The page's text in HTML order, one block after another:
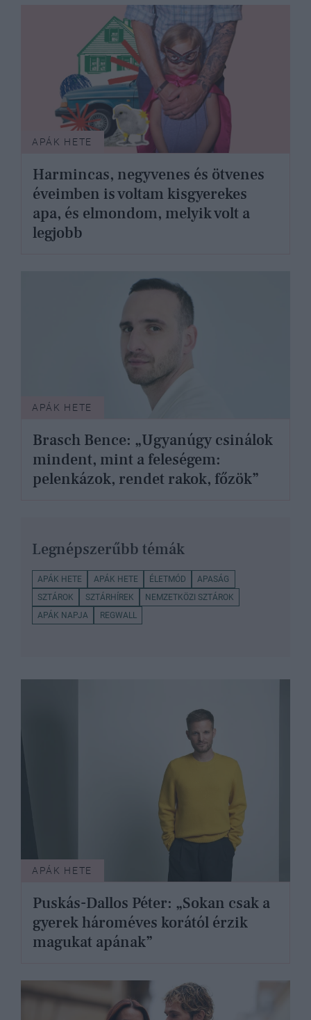
APÁK HETE
Harmincas, negyvenes és ötvenes
éveimben is voltam kisgyerekes
apa, és elmondom, melyik volt a
legjobb
APÁK HETE
Brasch Bence: „Ugyanúgy csinálok
mindent, mint a feleségem:
pelenkázok, rendet rakok, főzök”
Legnépszerűbb témák
APÁK HETE APÁK HETE ÉLETMÓD
APASÁG
SZTÁROK
SZTÁRHÍREK
NEMZETKÖZI SZTÁROK
APÁK NAPJA
REGWALL
APÁK HETE
Puskás-Dallos Péter: „Sokan csak a
gyerek hároméves korától érzik
magukat apának”